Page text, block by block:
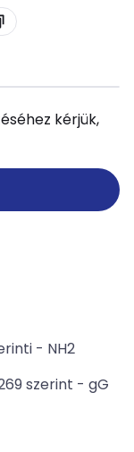
kérjük,
- NH2
szerint - gG